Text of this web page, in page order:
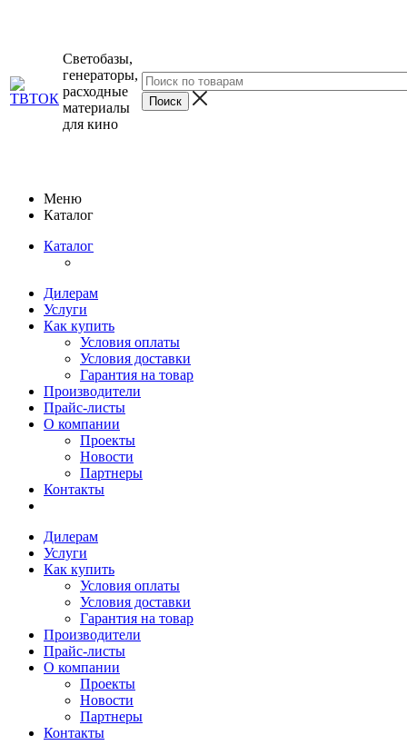
Светобазы,
генераторы,
расходные
материалы
для кино
Меню
Каталог
Каталог
Дилерам
Услуги
Как купить
Условия оплаты
Условия доставки
Гарантия на товар
Производители
Прайс-листы
О компании
Проекты
Новости
Партнеры
Контакты
Дилерам
Услуги
Как купить
Условия оплаты
Условия доставки
Гарантия на товар
Производители
Прайс-листы
О компании
Проекты
Новости
Партнеры
Контакты